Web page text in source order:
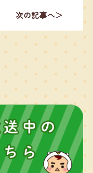
次の記事へ＞